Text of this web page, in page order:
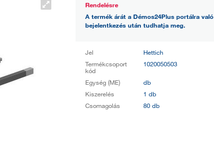
Rendelésre
A termék árát a Démos24Plus portálra való
bejelentkezés után tudhatja meg.
Jel
Hettich
Termékcsoport
kód
1020050503
Egység (ME)
db
Kiszerelés
1 db
Csomagolás
80 db